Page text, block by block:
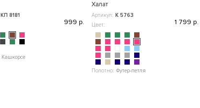
КП 8181
Кашкорсе
999 р.
Халат
Артикул: К 5763
Цвет:
Полотно: Футер-петля
1 799 р.